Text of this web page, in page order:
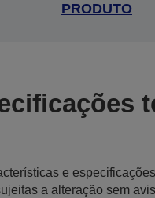
PRODUTO
e
a alteração sem